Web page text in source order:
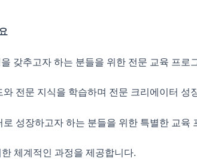
갖추고자 하는 분들을 위한 전문 교육 프로
전문 지식을 학습하며 전문 크리에이터 성
성장하고자 하는 분들을 위한 특별한 교육
체계적인 과정을 제공합니다.